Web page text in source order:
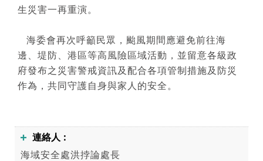
生災害一再重演。
海委會再次呼籲民眾，颱風期間應避免前往海
邊、堤防、港區等高風險區域活動，並留意各級政
府發布之災害警戒資訊及配合各項管制措施及防災
作為，共同守護自身與家人的安全。
連絡人
海域安全處洪挬論處長